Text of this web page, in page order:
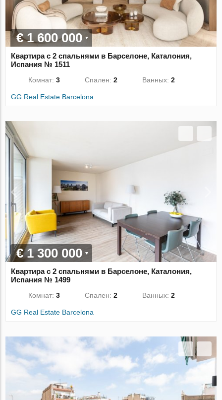
€ 1 600 000
Квартира с 2 спальнями в Барселоне, Каталония,
Испания № 1511
Комнат:3 Спален:2 Ванных:2
GG Real Estate Barcelona
€ 1 300 000
Квартира с 2 спальнями в Барселоне, Каталония,
Испания № 1499
Комнат:3 Спален:2 Ванных:2
GG Real Estate Barcelona